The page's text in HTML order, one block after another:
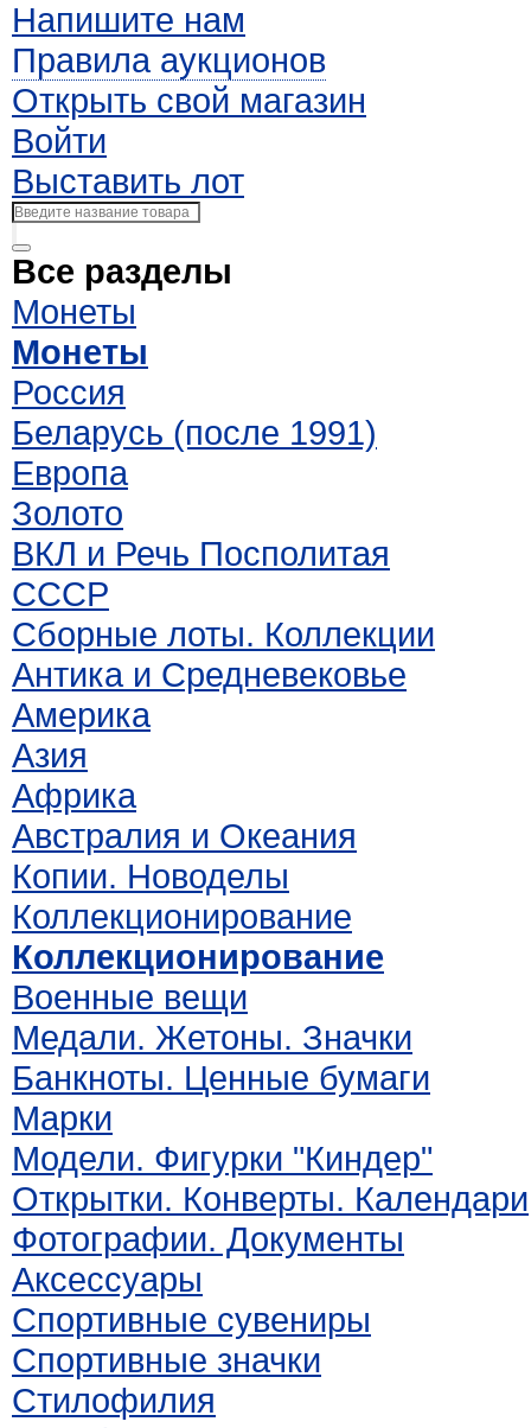
Напишите нам
Правила аукционов
Открыть свой магазин
Войти
Выставить лот
Все разделы
Монеты
Монеты
Россия
Беларусь (после 1991)
Европа
Золото
ВКЛ и Речь Посполитая
СССР
Сборные лоты. Коллекции
Антика и Средневековье
Америка
Азия
Африка
Австралия и Океания
Копии. Новоделы
Коллекционирование
Коллекционирование
Военные вещи
Медали. Жетоны. Значки
Банкноты. Ценные бумаги
Марки
Модели. Фигурки "Киндер"
Открытки. Конверты. Календари
Фотографии. Документы
Аксессуары
Спортивные сувениры
Спортивные значки
Стилофилия